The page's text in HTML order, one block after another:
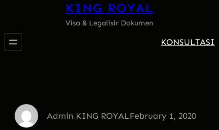
KING ROYAL
Visa & Legalisir Dokumen
KONSULTASI
Admin KING ROYALFebruary 1, 2020